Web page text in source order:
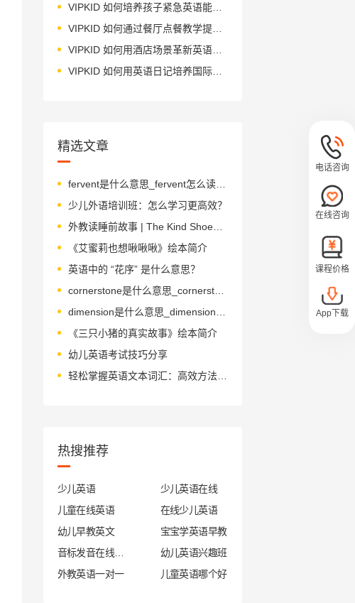
VIPKID 如何培养孩子紧急英语能力？
VIPKID 如何通过餐厅点餐教学提升少儿英语应用能力？
VIPKID 如何用酒店场景革新英语教学？
VIPKID 如何用英语日记培养国际化人才？
精选文章
fervent是什么意思_fervent怎么读_音标ˈfɜ-vənt
少儿外语培训班：怎么学习更高效？
外教读睡前故事 | The Kind Shoemaker 善良的鞋匠
《艾蜜莉也想啾啾啾》绘本简介
英语中的 “花序” 是什么意思？
cornerstone是什么意思_cornerstone怎么读_音标'kɔ-nəstəʊn
《三只小猪的真实故事》绘本简介
幼儿英语考试技巧分享
轻松掌握英语文本词汇：高效方法与趣味学习指南
热搜推荐
少儿英语
少儿英语在线
儿童在线英语
在线少儿英语
幼儿早教英文
宝宝学英语早教
幼儿英语兴趣班
外教英语一对一
儿童英语哪个好
电话咨询
在线咨询
课程价格
App下载